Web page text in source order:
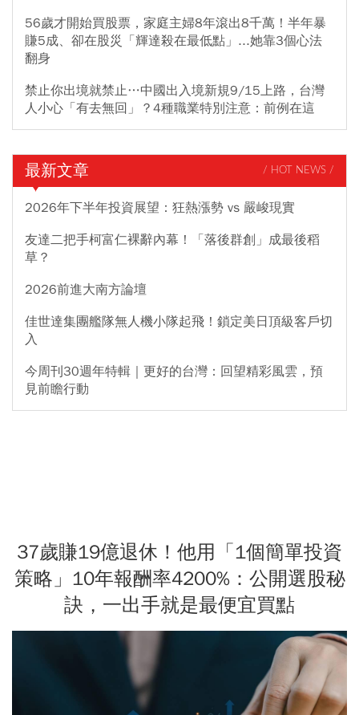
56歲才開始買股票，家庭主婦8年滾出8千萬！半年暴
賺5成、卻在股災「輝達殺在最低點」...她靠3個心法
翻身
禁止你出境就禁止…中國出入境新規9/15上路，台灣
人小心「有去無回」？4種職業特別注意：前例在這
最新文章 / HOT NEWS /
2026年下半年投資展望：狂熱漲勢 vs 嚴峻現實
友達二把手柯富仁裸辭內幕！「落後群創」成最後稻
草？
2026前進大南方論壇
佳世達集團艦隊無人機小隊起飛！鎖定美日頂級客戶切
入
今周刊30週年特輯｜更好的台灣：回望精彩風雲，預
見前瞻行動
37歲賺19億退休！他用「1個簡單投資
策略」10年報酬率4200%：公開選股秘
訣，一出手就是最便宜買點